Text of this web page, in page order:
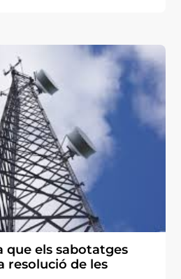
que els sabotatges
resolució de les